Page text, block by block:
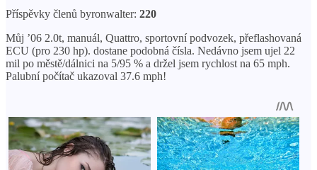
Příspěvky členů byronwalter: 220
Můj ’06 2.0t, manuál, Quattro, sportovní podvozek, přeflashovaná
ECU (pro 230 hp). dostane podobná čísla. Nedávno jsem ujel 22
mil po městě/dálnici na 5/95 % a držel jsem rychlost na 65 mph.
Palubní počítač ukazoval 37.6 mph!